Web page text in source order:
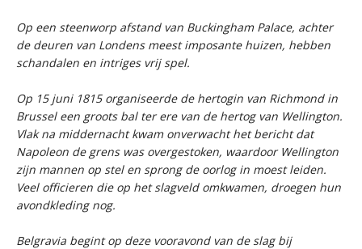
Op een steenworp afstand van Buckingham Palace, achter
de deuren van Londens meest imposante huizen, hebben
schandalen en intriges vrij spel.
Op 15 juni 1815 organiseerde de hertogin van Richmond in
Brussel een groots bal ter ere van de hertog van Wellington.
Vlak na middernacht kwam onverwacht het bericht dat
Napoleon de grens was overgestoken, waardoor Wellington
zijn mannen op stel en sprong de oorlog in moest leiden.
Veel officieren die op het slagveld omkwamen, droegen hun
avondkleding nog.
Belgravia begint op deze vooravond van de slag bij